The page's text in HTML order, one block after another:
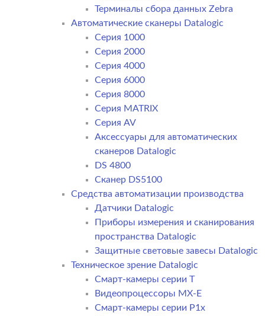
Терминалы сбора данных Zebra
Автоматические сканеры Datalogic
Серия 1000
Серия 2000
Серия 4000
Серия 6000
Серия 8000
Серия MATRIX
Серия AV
Аксессуары для автоматических
сканеров Datalogic
DS 4800
Сканер DS5100
Средства автоматизации производства
Датчики Datalogic
Приборы измерения и сканирования
пространства Datalogic
Защитные световые завесы Datalogic
Техническое зрение Datalogic
Смарт-камеры серии T
Видеопроцессоры MX-E
Смарт-камеры серии P1x